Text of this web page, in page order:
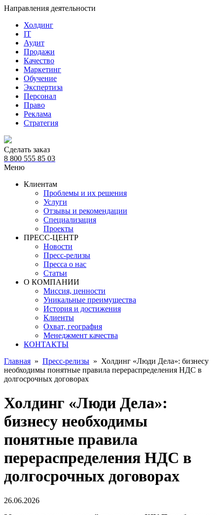
Направления деятельности
Холдинг
IT
Аудит
Продажи
Качество
Маркетинг
Обучение
Экспертиза
Персонал
Право
Реклама
Стратегия
Сделать заказ
8 800 555 85 03
Меню
Клиентам
Проблемы и их решения
Услуги
Отзывы и рекомендации
Специализация
Проекты
ПРЕСС-ЦЕНТР
Новости
Пресс-релизы
Пресса о нас
Статьи
О КОМПАНИИ
Миссия, ценности
Уникальные преимущества
История и достижения
Клиенты
Охват, география
Менеджмент качества
КОНТАКТЫ
Главная » Пресс-релизы » Холдинг «Люди Дела»: бизнесу
необходимы понятные правила перераспределения НДС в
долгосрочных договорах
Холдинг «Люди Дела»:
бизнесу необходимы
понятные правила
перераспределения НДС в
долгосрочных договорах
26.06.2026